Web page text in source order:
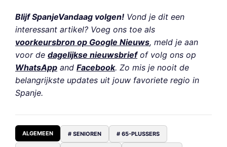
Blijf SpanjeVandaag volgen! Vond je dit een
interessant artikel? Voeg ons toe als
voorkeursbron op Google Nieuws, meld je aan
voor de dagelijkse nieuwsbriefof volg ons op
WhatsApp and Facebook. Zo mis je nooit de
belangrijkste updates uit jouw favoriete regio in
Spanje.
ALGEMEEN # SENIOREN # 65-PLUSSERS